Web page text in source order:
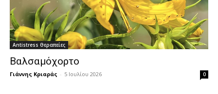
Antistress Θεραπείες
Βαλσαμόχορτο
Γιάννης Κριαράς - 5 Ιουλίου 2026 0